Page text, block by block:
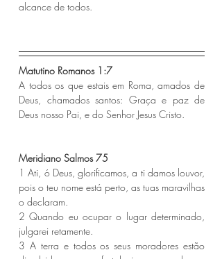
alcance de todos.
Matutino Romanos 1:7
A todos os que estais em Roma, amados de
Deus, chamados santos: Graça e paz de
Deus nosso Pai, e do Senhor Jesus Cristo.
Meridiano Salmos 75
1 Ati, ó Deus, glorificamos, a ti damos louvor,
pois o teu nome está perto, as tuas maravilhas
o declaram.
2 Quando eu ocupar o lugar determinado,
julgarei retamente.
3 A terra e todos os seus moradores estão